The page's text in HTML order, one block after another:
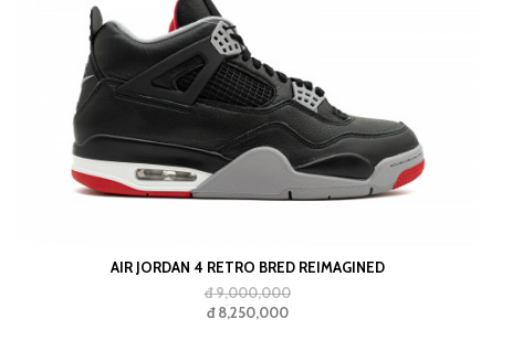
AIR JORDAN 4 RETRO BRED REIMAGINED
đ 9,000,000
đ 8,250,000